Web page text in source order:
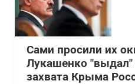
Сами просили их
Лукашенко
захвата Крыма